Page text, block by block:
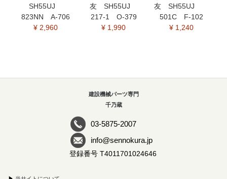
SH55UJ
823NN A-706
¥ 2,960
友 SH55UJ
217-1 O-379
¥ 1,990
友 SH55UJ
501C F-102
¥ 1,240
建設機械パーツ専門
千乃蔵
03-5875-2007
info@sennokura.jp
登録番号 T4011701024646